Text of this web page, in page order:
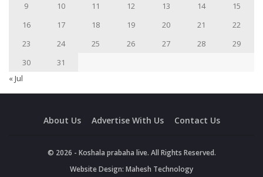
9
10 11 12 13 14
15
16
17 18 19 20 21
22
23
24 25 26 27 28
29
30
31
« Jul
About Us Advertise With Us Contact Us
© 2026 - Koshala prabaha live. All Rights Reserved.
Website Design: Mahesh Technology